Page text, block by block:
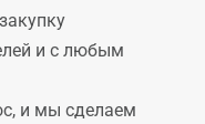
и с любым
и мы сделаем